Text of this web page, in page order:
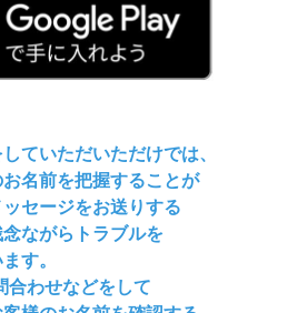
ていただいただけでは、
名前を把握することが
セージをお送りする
ながらトラブルを
す。
合わせなどをして